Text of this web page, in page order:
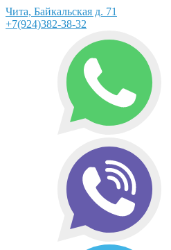
Чита, Байкальская д. 71
+7(924)382-38-32